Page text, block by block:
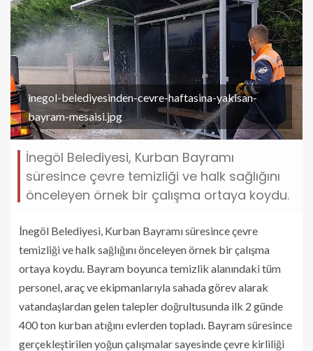
inegol-belediyesinden-cevre-haftasina-yakisan-
bayram-mesaisi.jpg
İnegöl Belediyesi, Kurban Bayramı
süresince çevre temizliği ve halk sağlığını
önceleyen örnek bir çalışma ortaya koydu.
İnegöl Belediyesi, Kurban Bayramı süresince çevre
temizliği ve halk sağlığını önceleyen örnek bir çalışma
ortaya koydu. Bayram boyunca temizlik alanındaki tüm
personel, araç ve ekipmanlarıyla sahada görev alarak
vatandaşlardan gelen talepler doğrultusunda ilk 2 günde
400 ton kurban atığını evlerden topladı. Bayram süresince
gerçekleştirilen yoğun çalışmalar sayesinde çevre kirliliği